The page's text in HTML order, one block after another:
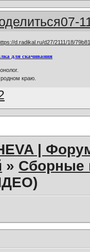
07-
для скачивания
краю.
|
» Сборные